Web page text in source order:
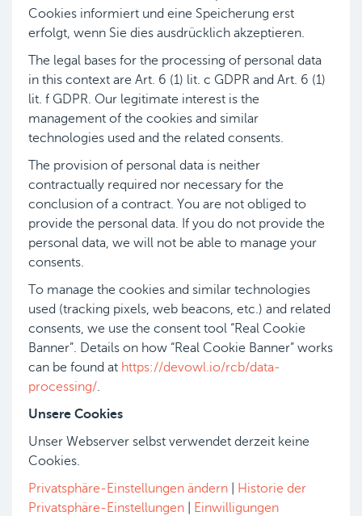
Cookies informiert und eine Speicherung erst
erfolgt, wenn Sie dies ausdrücklich akzeptieren.
The legal bases for the processing of personal data
in this context are Art. 6 (1) lit. c GDPR and Art. 6 (1)
lit. f GDPR. Our legitimate interest is the
management of the cookies and similar
technologies used and the related consents.
The provision of personal data is neither
contractually required nor necessary for the
conclusion of a contract. You are not obliged to
provide the personal data. If you do not provide the
personal data, we will not be able to manage your
consents.
To manage the cookies and similar technologies
used (tracking pixels, web beacons, etc.) and related
consents, we use the consent tool “Real Cookie
Banner”. Details on how “Real Cookie Banner” works
can be found at https://devowl.io/rcb/data-
processing/.
Unsere Cookies
Unser Webserver selbst verwendet derzeit keine
Cookies.
Privatsphäre-Einstellungen ändern
Historie der
Privatsphäre-Einstellungen
Einwilligungen